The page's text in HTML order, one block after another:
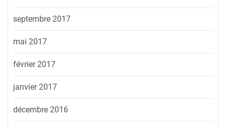
septembre 2017
mai 2017
février 2017
janvier 2017
décembre 2016